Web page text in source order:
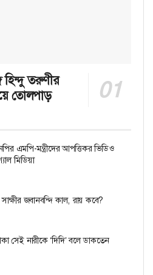
হিন্দু তরুণীর
তোলপাড়
এমপি-মন্ত্রীদের আপত্তিকর ভিডিও
মিডিয়া
জবানবন্দি কাল, রায় কবে?
সেই নারীকে ‘দিদি’ বলে ডাকতেন